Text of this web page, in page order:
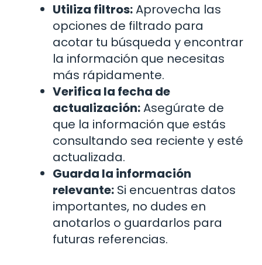
Utiliza filtros:Aprovecha las
opciones de filtrado para
acotar tu búsqueda y encontrar
la información que necesitas
más rápidamente.
Verifica la fecha de
actualización:Asegúrate de
que la información que estás
consultando sea reciente y esté
actualizada.
Guarda la información
relevante: Si encuentras datos
importantes, no dudes en
anotarlos o guardarlos para
futuras referencias.